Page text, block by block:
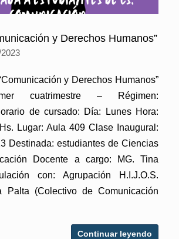
y Derechos Humanos”
y Derechos Humanos”
cuatrimestre – Régimen:
de cursado: Día: Lunes Hora:
Lugar: Aula 409 Clase Inaugural:
Destinada: estudiantes de Ciencias
Docente a cargo: MG. Tina
con: Agrupación H.I.J.O.S.
Palta (Colectivo de Comunicación
Continuar leyendo